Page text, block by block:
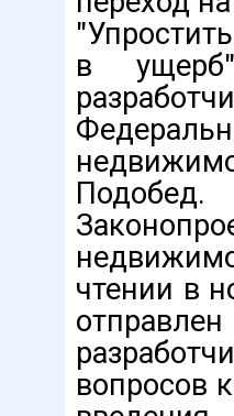
в
Подобед.
чтении в
вопросов